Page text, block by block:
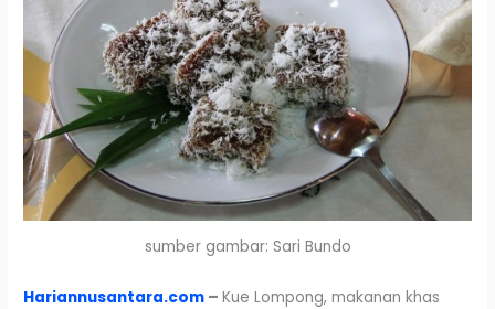
sumber gambar: Sari Bundo
Hariannusantara.com –Kue Lompong, makanan khas